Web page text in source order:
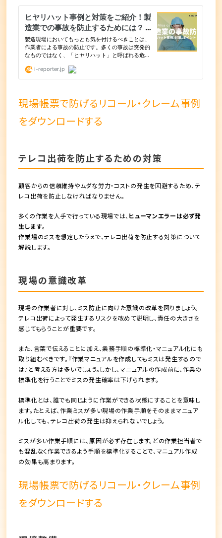
現場帳票で防げるリコール・クレーム事例
をダウンロードする
テレコ出荷を防止するための対策
顧客からの信頼維持やムダな労力・コストの発生を回避するため、テ
レコ出荷を防止しなければなりません。
多くの作業を人手で行っている現場では、 ヒューマンエラーは必ず発
生します。
作業場のミスを想定したうえで、テレコ出荷を防止する対策について
解説します。
現場の意識改革
現場の作業者に対し、 ミス防止に向けた意識の改革を図りましょう。
テレコ出荷によって発生するリスクを改めて説明し、 責任の大きさを
感じてもらうことが重要です。
また、言葉で伝えることに加え、業務手順の標準化・マニュアル化にも
取り組むべきです。『作業マニュアルを作成してもミスは発生するので
は』と考える方は多いでしょう。しかし、マニュアルの作成前に、作業の
標準化を行うことでミスの発生確率は下げられます。
標準化とは、 誰でも同じように作業ができる状態にすることを意味し
ます。たとえば、作業ミスが多い現場の作業手順をそのままマニュア
ル化しても、テレコ出荷の発生は抑えられないでしょう。
ミスが多い作業手順には、原因が必ず存在します。どの作業担当者で
も混乱なく作業できるよう手順を標準化することで、マニュアル作成
の効果も高まります。
現場帳票で防げるリコール・クレーム事例
をダウンロードする